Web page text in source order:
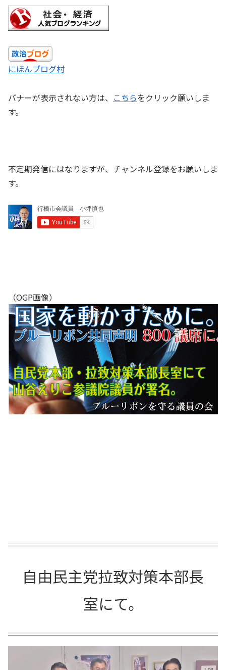
にほんブログ村
バナーが表示されない方は、 こちらをクリック願いしま
す。
不定期発信にはなりますが、チャンネル登録をお願いしま
す。
（OGP画像）
自由民主党拉致対策本部長
室にて。